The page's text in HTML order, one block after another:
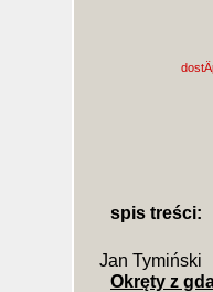
spis treści:
Jan Tymiński
Okręty z